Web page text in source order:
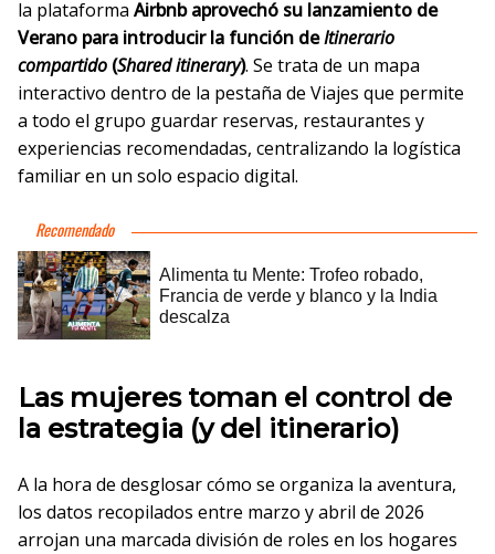
la plataforma Airbnb aprovechó su lanzamiento de
Verano para introducir la función deItinerario
compartido (Shared itinerary). Se trata de un mapa
interactivo dentro de la pestaña de Viajes que permite
a todo el grupo guardar reservas, restaurantes y
experiencias recomendadas, centralizando la logística
familiar en un solo espacio digital.
Las mujeres toman el control de
la estrategia (y del itinerario)
A la hora de desglosar cómo se organiza la aventura,
los datos recopilados entre marzo y abril de 2026
arrojan una marcada división de roles en los hogares